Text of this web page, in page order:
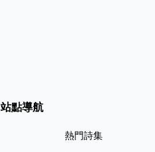
站點導航
熱門詩集